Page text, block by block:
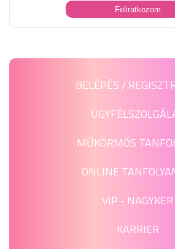
BELÉPÉS /
MŰKÖRMÖS
ONLINE
VIP - NAGYKER
KARRIER